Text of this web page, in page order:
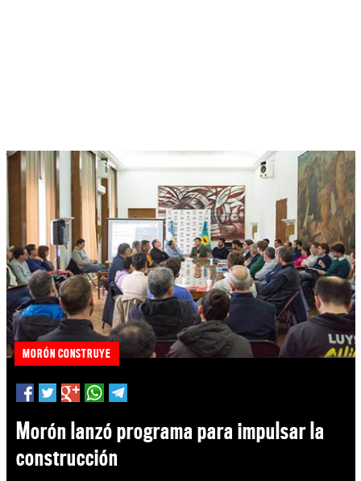
MORÓN CONSTRUYE
Morón lanzó programa para impulsar la
construcción